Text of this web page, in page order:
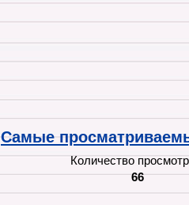
Самые
Количество
66